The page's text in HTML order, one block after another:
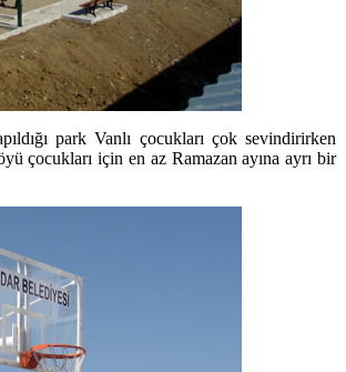
park Vanlı çocukları çok sevindirirken
çocukları için en az Ramazan ayına ayrı bir